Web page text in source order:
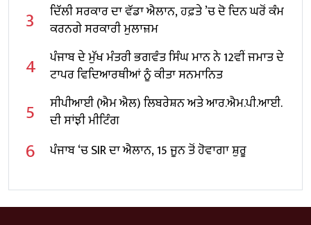
3
ਦਿੱਲੀ ਸਰਕਾਰ ਦਾ ਵੱਡਾ ਐਲਾਨ, ਹਫ਼ਤੇ ’ਚ ਦੋ ਦਿਨ ਘਰੋਂ ਕੰਮ
ਕਰਨਗੇ ਸਰਕਾਰੀ ਮੁਲਾਜ਼ਮ
4
ਪੰਜਾਬ ਦੇ ਮੁੱਖ ਮੰਤਰੀ ਭਗਵੰਤ ਸਿੰਘ ਮਾਨ ਨੇ 12ਵੀਂ ਜਮਾਤ ਦੇ
ਟਾਪਰ ਵਿਦਿਆਰਥੀਆਂ ਨੂੰ ਕੀਤਾ ਸਨਮਾਨਿਤ
5
ਸੀਪੀਆਈ (ਐਮ ਐਲ) ਲਿਬਰੇਸ਼ਨ ਅਤੇ ਆਰ.ਐਮ.ਪੀ.ਆਈ.
ਦੀ ਸਾਂਝੀ ਮੀਟਿੰਗ
6 ਪੰਜਾਬ ‘ਚ SIR ਦਾ ਐਲਾਨ, 15 ਜੂਨ ਤੋਂ ਹੋਵਾਗਾ ਸ਼ੁਰੂ